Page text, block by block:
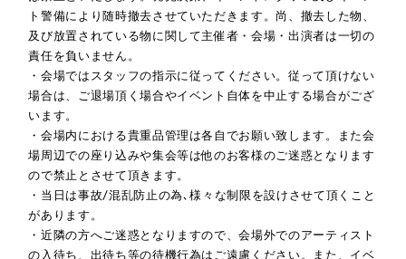
ト警備により随時撤去させていただきます。尚、撤去した物、
及び放置されている物に関して主催者・会場・出演者は一切の
責任を負いません。
・会場ではスタッフの指示に従ってください。従って頂けない
場合は、ご退場頂く場合やイベント自体を中止する場合がござ
います。
・会場内における貴重品管理は各自でお願い致します。また会
場周辺での座り込みや集会等は他のお客様のご迷惑となります
ので禁止とさせて頂きます。
・当日は事故/混乱防止の為､様々な制限を設けさせて頂くこと
があります。
・近隣の方へご迷惑となりますので、会場外でのアーティスト
の入待ち、出待ち等の待機行為はご遠慮ください。また、イベ